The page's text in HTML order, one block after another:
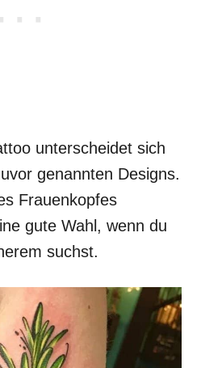
unterscheidet sich
genannten Designs.
Frauenkopfes
gute Wahl, wenn du
suchst.